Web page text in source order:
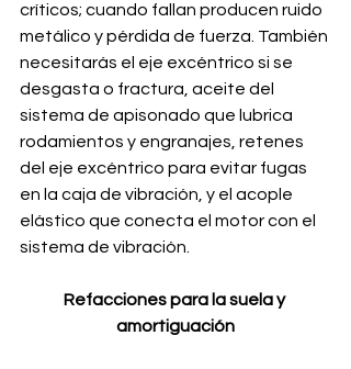
críticos; cuando fallan producen ruido
metálico y pérdida de fuerza. También
necesitarás el eje excéntrico si se
desgasta o fractura, aceite del
sistema de apisonado que lubrica
rodamientos y engranajes, retenes
del eje excéntrico para evitar fugas
en la caja de vibración, y el acople
elástico que conecta el motor con el
sistema de vibración.
Refacciones para la suela y
amortiguación